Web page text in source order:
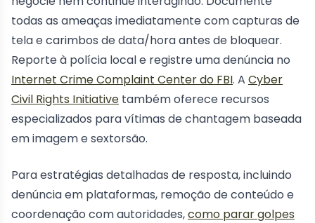
todas as ameaças imediatamente com capturas de
tela e carimbos de data/hora antes de bloquear.
Reporte à polícia local e registre uma denúncia no
Internet Crime Complaint Center do FBI. A Cyber
Civil Rights Initiative também oferece recursos
especializados para vítimas de chantagem baseada
em imagem e sextorsão.
Para estratégias detalhadas de resposta, incluindo
denúncia em plataformas, remoção de conteúdo e
coordenação com autoridades,como parar golpes